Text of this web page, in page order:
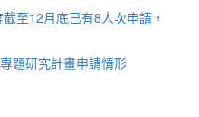
至12月底已有8人次申請，
題研究計畫申請情形